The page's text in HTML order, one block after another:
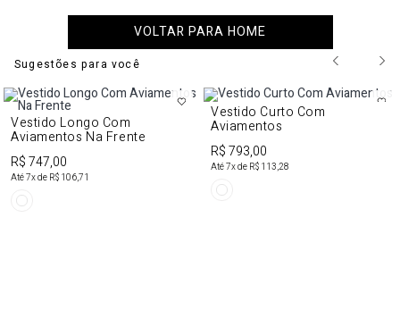
VOLTAR PARA HOME
Sugestões para você
Vestido Longo Com
Aviamentos Na Frente
R$ 747,00
Até7x de R$ 106,71
Vestido Curto Com
Aviamentos
R$ 793,00
Até7x de R$ 113,28